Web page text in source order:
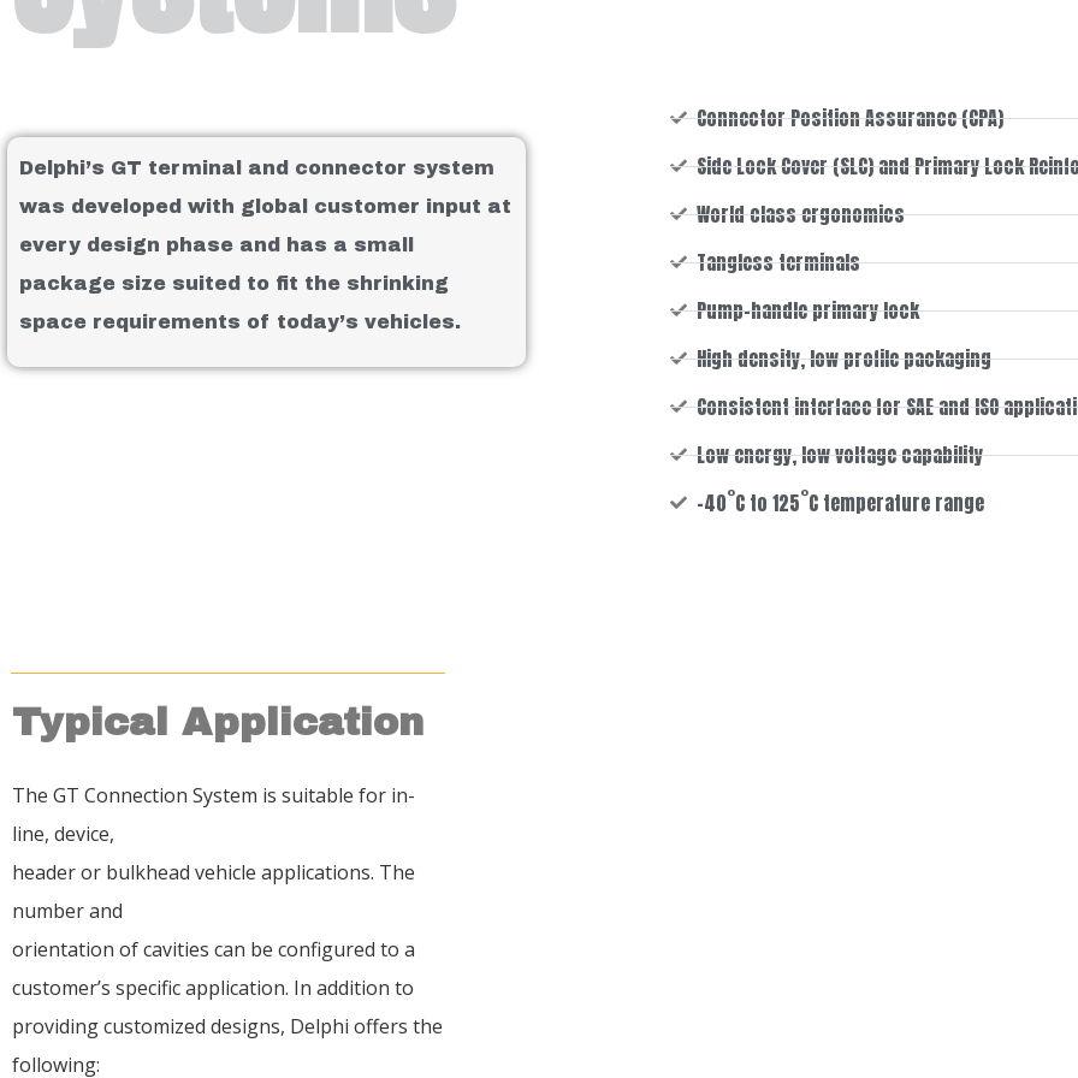
Delphi’s GT terminal and connector system
was developed with global customer input at
every design phase and has a small
package size suited to fit the shrinking
space requirements of today’s vehicles.
Connector Position Assurance (CPA)
Side Lock Cover (SLC) and Primary Lock
World class ergonomics
Tangless terminals
Pump-handle primary lock
High density, low profile packaging
Consistent interface for SAE and ISO
Low energy, low voltage capability
-40˚C to 125˚C temperature range
Typical Application
The GT Connection System is suitable for in-
line, device,
header or bulkhead vehicle applications. The
number and
orientation of cavities can be configured to a
customer’s specific application. In addition to
providing customized designs, Delphi offers the
following: